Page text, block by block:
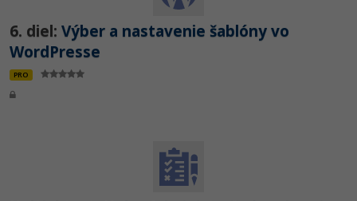
6. diel: Výber a nastavenie šablóny vo
WordPresse
PRO